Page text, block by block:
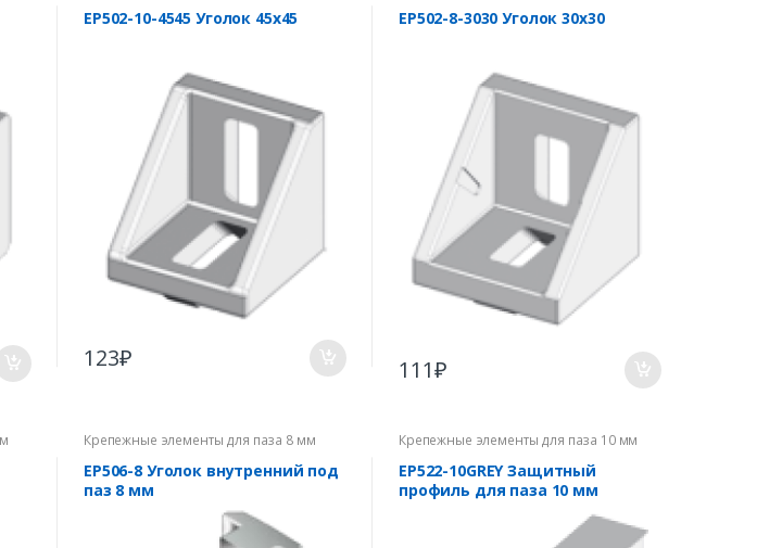
EP502-10-4545 Уголок 45х45
123₽
EP502-8-3030 Уголок 30х30
111₽
Крепежные элементы для паза 8 мм
EP506-8 Уголок внутренний под
паз 8 мм
Крепежные элементы для паза 10 мм
EP522-10GREY Защитный
профиль для паза 10 мм